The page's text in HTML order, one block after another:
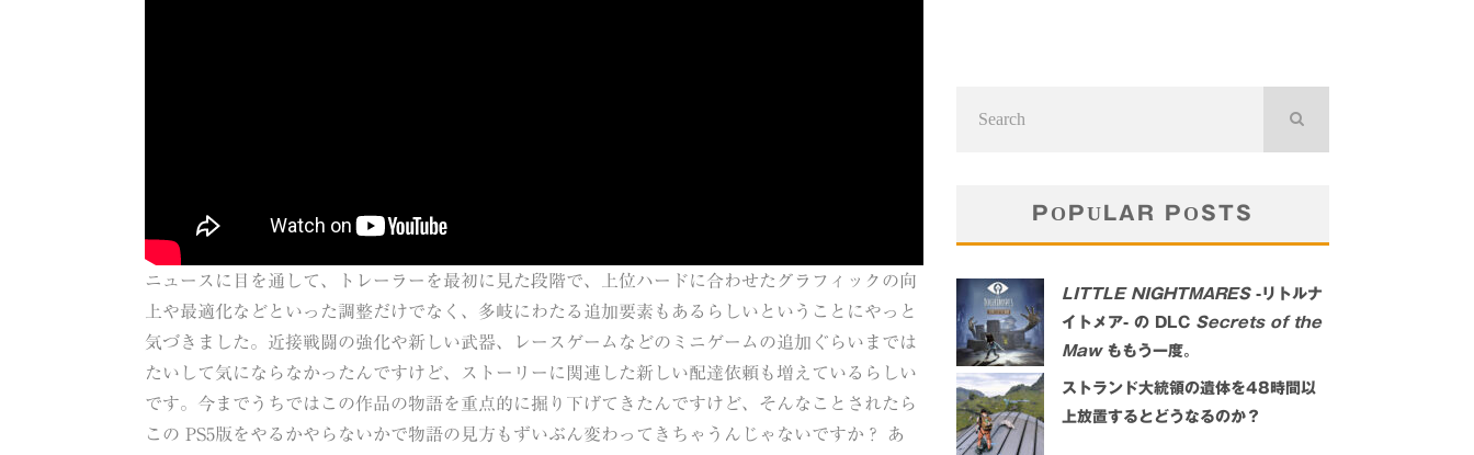
ニュースに目を通して、トレーラーを最初に見た段階で、上位ハードに合わせたグラフィックの向
上や最適化などといった調整だけでなく、多岐にわたる追加要素もあるらしいということにやっと
気づきました。近接戦闘の強化や新しい武器、レースゲームなどのミニゲームの追加ぐらいまでは
たいして気にならなかったんですけど、ストーリーに関連した新しい配達依頼も増えているらしい
です。今までうちではこの作品の物語を重点的に掘り下げてきたんですけど、そんなことされたら
この PS5版をやるかやらないかで物語の見方もずいぶん変わってきちゃうんじゃないですか？ あ
POPULAR POSTS
LITTLE NIGHTMARES-リトルナ
イトメア- の DLC Secrets of the
Mawももう一度。
ストランド大統領の遺体を48時間以
上放置するとどうなるのか？